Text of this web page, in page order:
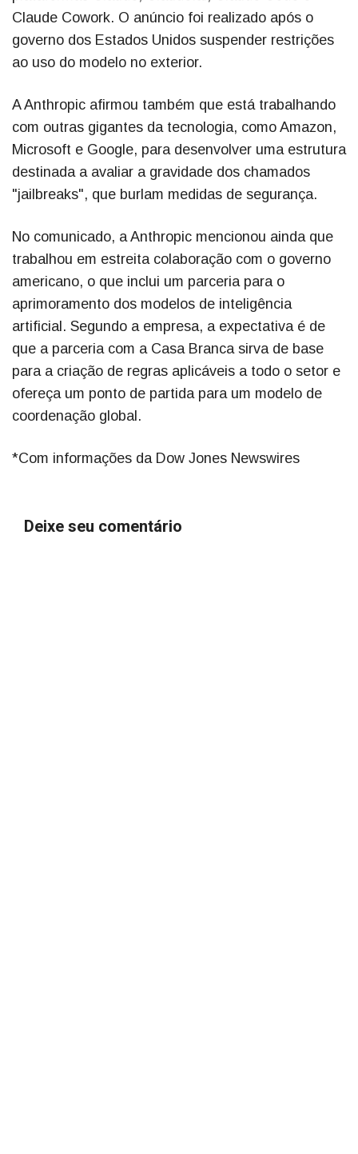
Claude Cowork. O anúncio foi realizado após o
governo dos Estados Unidos suspender restrições
ao uso do modelo no exterior.
A Anthropic afirmou também que está trabalhando
com outras gigantes da tecnologia, como Amazon,
Microsoft e Google, para desenvolver uma estrutura
destinada a avaliar a gravidade dos chamados
"jailbreaks", que burlam medidas de segurança.
No comunicado, a Anthropic mencionou ainda que
trabalhou em estreita colaboração com o governo
americano, o que inclui um parceria para o
aprimoramento dos modelos de inteligência
artificial. Segundo a empresa, a expectativa é de
que a parceria com a Casa Branca sirva de base
para a criação de regras aplicáveis a todo o setor e
ofereça um ponto de partida para um modelo de
coordenação global.
*Com informações da Dow Jones Newswires
Deixe seu comentário